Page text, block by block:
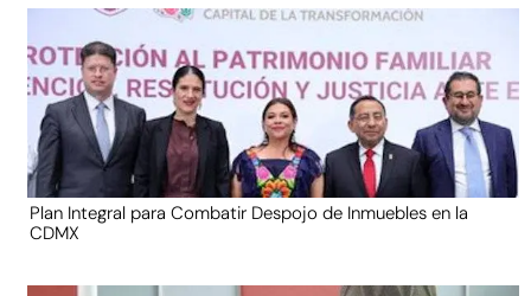
Plan Integral para Combatir Despojo de Inmuebles en la
CDMX